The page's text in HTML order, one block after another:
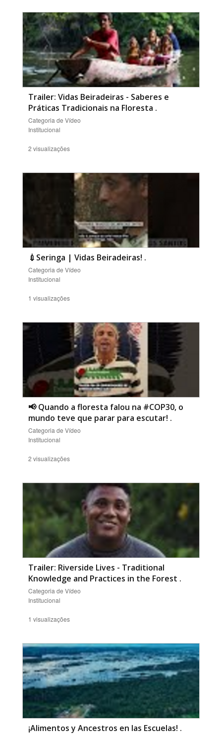
Trailer: Vidas Beiradeiras - Saberes e
Práticas Tradicionais na Floresta .
Categoria de Vídeo
Institucional
2 visualizações
💉Seringa | Vidas Beiradeiras! .
Categoria de Vídeo
Institucional
1 visualizações
📢 Quando a floresta falou na #COP30, o
mundo teve que parar para escutar! .
Categoria de Vídeo
Institucional
2 visualizações
Trailer: Riverside Lives - Traditional
Knowledge and Practices in the Forest .
Categoria de Vídeo
Institucional
1 visualizações
¡Alimentos y Ancestros en las Escuelas! .